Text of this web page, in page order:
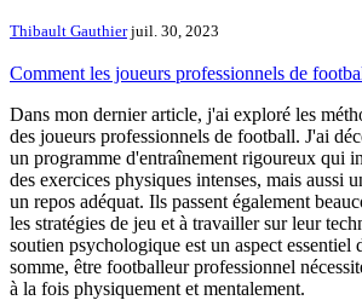
Thibault Gauthier juil. 30, 2023
Comment les joueurs professionnels de
Dans mon dernier article, j'ai exploré les
des joueurs professionnels de football. J'ai
un programme d'entraînement rigoureux qui
des exercices physiques intenses, mais aussi
un repos adéquat. Ils passent également
les stratégies de jeu et à travailler sur leur
soutien psychologique est un aspect essentiel
somme, être footballeur professionnel
à la fois physiquement et mentalement.